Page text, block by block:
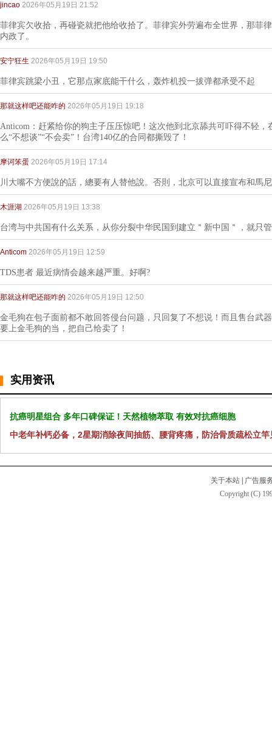
jincao 2026年05月19日 21:52
菲律宾欠收拾，再碰瓷就把他给收拾了。菲律宾外劳遍布全世界，那菲
内政了。
安宁狂生 2026年05月19日 19:50
菲律宾跳梁小丑，它那点家底能干什么，轰炸机投一拔弹都承受不起
那就这样吧还能咋的 2026年05月19日 19:18
Anticom：赶紧给你的狗主子压压惊吧！这次他到北京舔共可吓得不轻
么“不想谈”“不会卖”！台湾140亿的合同都撕毁了！
摩诃笨蛋 2026年05月19日 17:14
川大嘴不方便說的話，總要有人替他說。否則，北京可以直接宣布和馬
木涯湖 2026年05月19日 13:38
台湾与中共国有什么关系，从你分裂中华民国到建立＂新中国＂，就只
Anticom 2026年05月19日 12:59
TDS患者 最近病情会越来越严重。好啊?
那就这样吧还能咋的 2026年05月19日 12:50
金毛狗在包子面前都不敢回答侵台问题，只回复了不想说！而且售台武
要上金毛狗的当，把自己给卖了！
实用资讯
抗癌明星组合 多年口碑保证！天然植物萃取 有效对抗癌细胞
中老年补钙必备，2星期消除夜间抽筋、腰背疼痛，防治骨质疏松立竿
关于本站
广告服
Copyright (C)